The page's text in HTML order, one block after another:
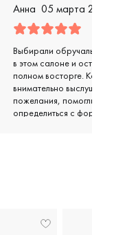
Анна 05 марта 2026
Выбирали обручальные
в этом салоне и
полном восторге.
внимательно выслушали
пожелания, помогли
определиться с формой
чувствовалось, что им